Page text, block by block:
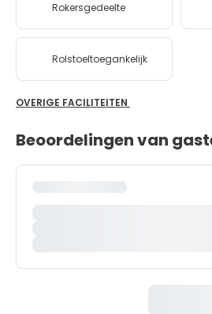
Rokersgedeelte
Rolstoeltoegankelijk
OVERIGE FACILITEITEN
Beoordelingen van